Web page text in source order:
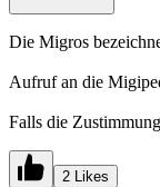
Die Migros
Aufruf an die
Falls die
2 Likes